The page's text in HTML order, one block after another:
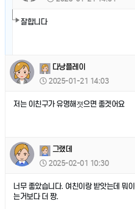
잘합니다
다낭플레이
2025-01-21 14:03
저는 이친구가 유명해졋으면 좋겟어요
그랬데
2025-02-01 10:30
너무 좋았습니다. 여친이랑 받앗는데 뭐
는거보다 더 짱.